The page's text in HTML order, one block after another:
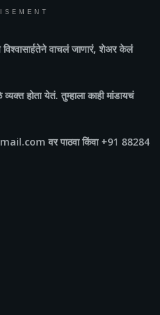
वाचलं जाणारं, शेअर केलं
होता येतं. तुम्हाला काही मांडायचं
वर पाठवा किंवा +91 88284